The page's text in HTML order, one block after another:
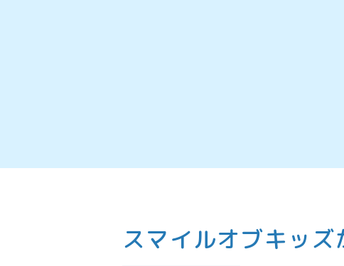
スマイルオブキッ